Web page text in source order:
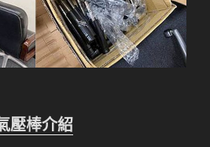
壓棒介紹